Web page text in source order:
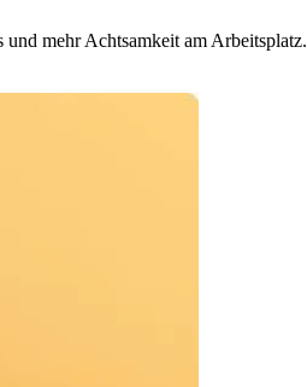
mehr Achtsamkeit am Arbeitsplatz.